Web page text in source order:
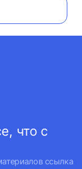
что с
ссылка